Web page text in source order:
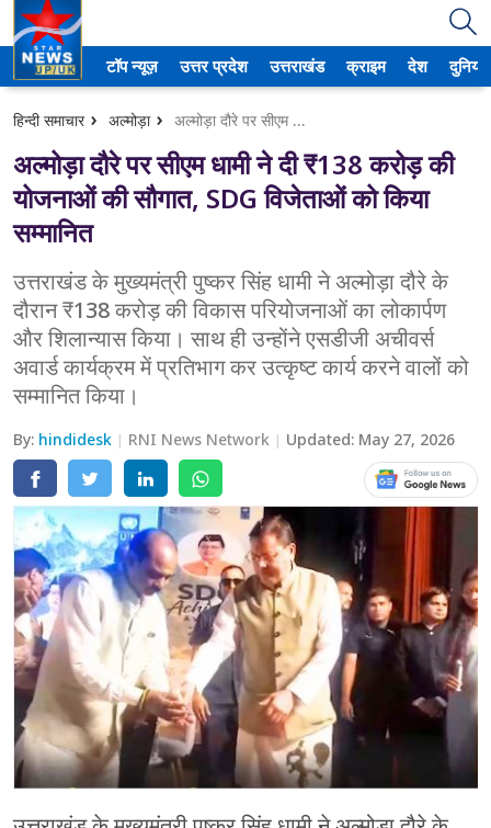
टॉप न्यूज़ उत्तर प्रदेश उत्तराखंड क्राइम देश दुनिया
हिन्दी समाचार अल्मोड़ा अल्मोड़ा दौरे पर सीएम धामी ने दी ₹138 करोड़ की योजनाओं की सौगात, SDG विजेताओं को किया सम्मानित
अल्मोड़ा दौरे पर सीएम धामी ने दी ₹138 करोड़ की
योजनाओं की सौगात, SDG विजेताओं को किया
सम्मानित
उत्तराखंड के मुख्यमंत्री पुष्कर सिंह धामी ने अल्मोड़ा दौरे के
दौरान ₹138 करोड़ की विकास परियोजनाओं का लोकार्पण
और शिलान्यास किया। साथ ही उन्होंने एसडीजी अचीवर्स
अवार्ड कार्यक्रम में प्रतिभाग कर उत्कृष्ट कार्य करने वालों को
सम्मानित किया।
By: hindidesk RNI News Network Updated: May 27, 2026
उत्तर प्रदेश
अमेठी
आगरा
कानपुर
प्रयागराज
मेरठ
लखनऊ
उत्तराखंड
अल्मोड़ा
चंपावत
चमोली
देहरादून
नैनीताल
बागेश्वर
हरिद्वार